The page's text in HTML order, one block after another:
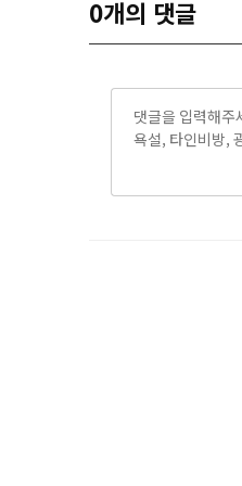
0개의 댓글